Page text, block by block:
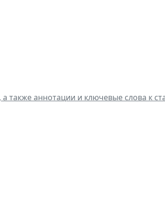
также аннотации и ключевые слова к